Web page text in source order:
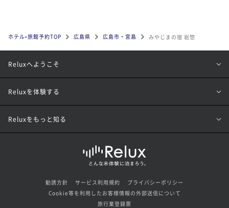
ホテル•旅館予約TOP 広島県 広島市・宮島 みやじまの宿 岩惣
Reluxへようこそ
Reluxを体験する
Reluxをもっと知る
勧誘方針 サービス利用規約
プライバシーポリシー
Cookie等を利用したお客様情報の外部送信について
旅行業登録票